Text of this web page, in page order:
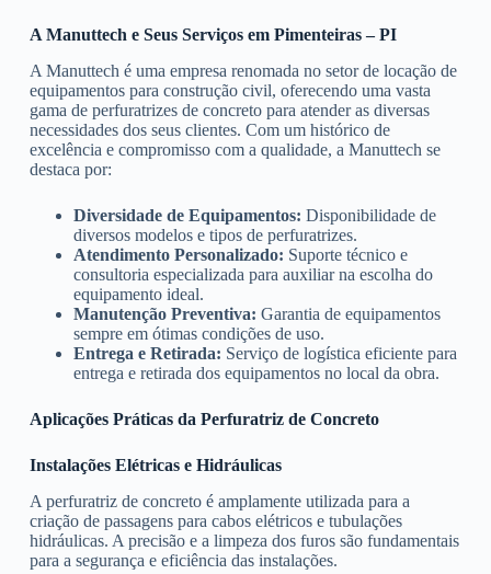
A Manuttech e Seus Serviços em Pimenteiras – PI
A Manuttech é uma empresa renomada no setor de locação de
equipamentos para construção civil, oferecendo uma vasta
gama de perfuratrizes de concreto para atender as diversas
necessidades dos seus clientes. Com um histórico de
excelência e compromisso com a qualidade, a Manuttech se
destaca por:
Diversidade de Equipamentos: Disponibilidade de
diversos modelos e tipos de perfuratrizes.
Atendimento Personalizado: Suporte técnico e
consultoria especializada para auxiliar na escolha do
equipamento ideal.
Manutenção Preventiva: Garantia de equipamentos
sempre em ótimas condições de uso.
Entrega e Retirada: Serviço de logística eficiente para
entrega e retirada dos equipamentos no local da obra.
Aplicações Práticas da Perfuratriz de Concreto
Instalações Elétricas e Hidráulicas
A perfuratriz de concreto é amplamente utilizada para a
criação de passagens para cabos elétricos e tubulações
hidráulicas. A precisão e a limpeza dos furos são fundamentais
para a segurança e eficiência das instalações.